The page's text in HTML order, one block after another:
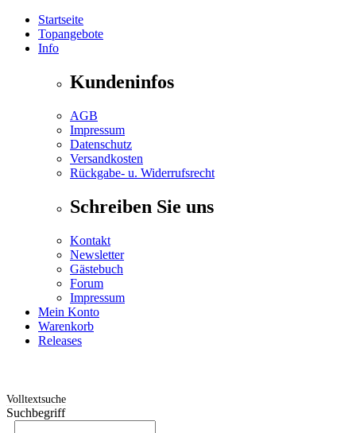
Startseite
Topangebote
Info
Kundeninfos
AGB
Impressum
Datenschutz
Versandkosten
Rückgabe- u. Widerrufsrecht
Schreiben Sie uns
Kontakt
Newsletter
Gästebuch
Forum
Impressum
Mein Konto
Warenkorb
Releases
Volltextsuche
Suchbegriff